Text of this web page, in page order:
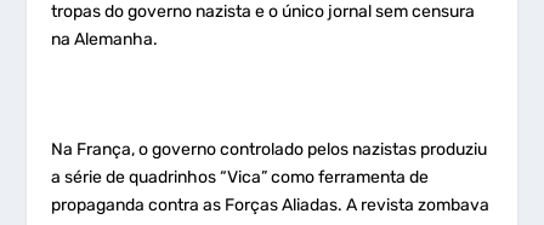
tropas do governo nazista e o único jornal sem censura
na Alemanha.
Na França, o governo controlado pelos nazistas produziu
a série de quadrinhos “Vica” como ferramenta de
propaganda contra as Forças Aliadas. A revista zombava